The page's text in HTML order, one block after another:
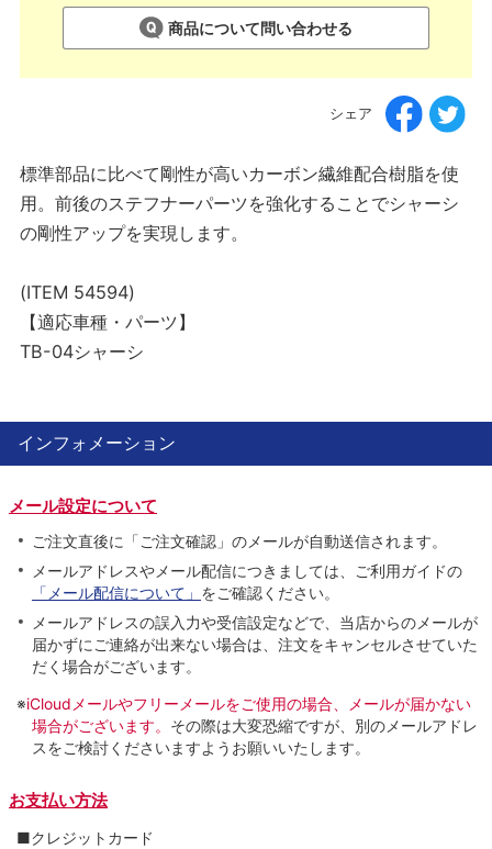
商品について問い合わせる
シェア
標準部品に比べて剛性が高いカーボン繊維配合樹脂を使
用。前後のステフナーパーツを強化することでシャーシ
の剛性アップを実現します。
(ITEM 54594)
【適応車種・パーツ】
TB-04シャーシ
インフォメーション
メール設定について
ご注文直後に「ご注文確認」のメールが自動送信されます。
メールアドレスやメール配信につきましては、ご利用ガイドの
「メール配信について」 をご確認ください。
メールアドレスの誤入力や受信設定などで、当店からのメールが
届かずにご連絡が出来ない場合は、注文をキャンセルさせていた
だく場合がございます。
※iCloudメールやフリーメールをご使用の場合、メールが届かない
場合がございます。 その際は大変恐縮ですが、別のメールアドレ
スをご検討くださいますようお願いいたします。
お支払い方法
■クレジットカード